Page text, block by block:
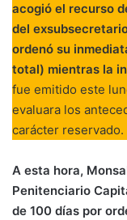
acogió el recurso
del
ordenó su
total) mientras la
fue emitido este
evaluara los
carácter reservado.
A esta hora,
Penitenciario
de 100 días por